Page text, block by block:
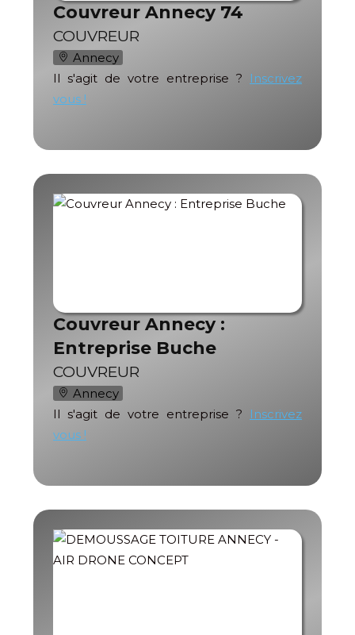
Couvreur Annecy 74
COUVREUR
Annecy
Il s'agit de votre entreprise ?
Inscrivez
vous !
Couvreur Annecy :
Entreprise Buche
COUVREUR
Annecy
Il s'agit de votre entreprise ?
Inscrivez
vous !